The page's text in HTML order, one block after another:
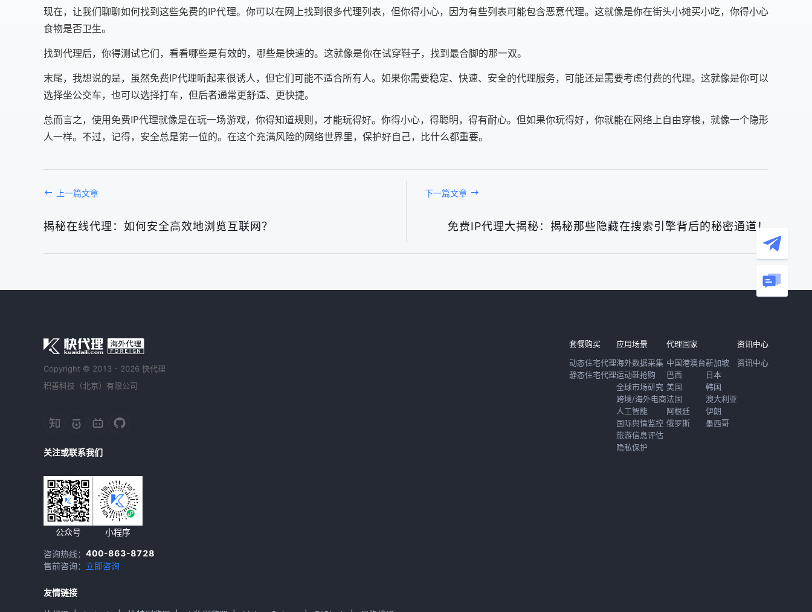
现在，让我们聊聊如何找到这些免费的IP代理。你可以在网上找到很多代理列表，但你得小心，因为有些列表可能包含恶意代理。这就像是你在街头小摊买小吃，你得小心
食物是否卫生。
找到代理后，你得测试它们，看看哪些是有效的，哪些是快速的。这就像是你在试穿鞋子，找到最合脚的那一双。
末尾，我想说的是，虽然免费IP代理听起来很诱人，但它们可能不适合所有人。如果你需要稳定、快速、安全的代理服务，可能还是需要考虑付费的代理。这就像是你可以
选择坐公交车，也可以选择打车，但后者通常更舒适、更快捷。
总而言之，使用免费IP代理就像是在玩一场游戏，你得知道规则，才能玩得好。你得小心，得聪明，得有耐心。但如果你玩得好，你就能在网络上自由穿梭，就像一个隐形
人一样。不过，记得，安全总是第一位的。在这个充满风险的网络世界里，保护好自己，比什么都重要。
上一篇文章
揭秘在线代理：如何安全高效地浏览互联网？
下一篇文章
免费IP代理大揭秘：揭秘那些隐藏在搜索引擎背后的秘密通道！
Copyright © 2013 - 2026 快代理
积善科技（北京）有限公司
关注或联系我们
公众号 小程序
咨询热线： 400-863-8728
售前咨询： 立即咨询
友情链接
套餐购买
动态住宅代理
静态住宅代理
应用场景
海外数据采集
运动鞋抢购
全球市场研究
跨境/海外电商
人工智能
国际舆情监控
旅游信息评估
隐私保护
代理国家
中国港澳台
巴西
美国
法国
阿根廷
俄罗斯
新加坡
日本
韩国
澳大利亚
伊朗
墨西哥
资讯中心
资讯中心